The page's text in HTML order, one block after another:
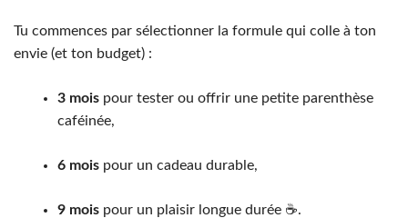
Tu commences par sélectionner la formule qui colle à ton
envie (et ton budget) :
3 mois pour tester ou offrir une petite parenthèse
caféinée,
6 mois pour un cadeau durable,
9 mois pour un plaisir longue durée ☕️.